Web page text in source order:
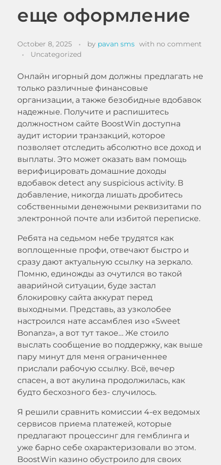
еще оформление
October 8, 2025 by pavan sms with no comment
Uncategorized
Онлайн игорный дом должны предлагать не
только различные финансовые
организации, а также безобидные вдобавок
надежные. Получите и распишитесь
должностном сайте BoostWin доступна
аудит истории транзакций, которое
позволяет отследить абсолютно все доход и
выплаты. Это может оказать вам помощь
верифицировать домашние доходы
вдобавок detect any suspicious activity. В
добавление, никогда лишать дробитесь
собственными денежными реквизитами по
электронной почте али избитой переписке.
Ребята на седьмом небе трудятся как
воплощенные профи, отвечают быстро и
сразу дают актуальную ссылку на зеркало.
Помню, единожды аз очутился во такой
аварийной ситуации, буде застал
блокировку сайта аккурат перед
выходными. Представь, аз узколобее
настроился нате ассамблея изо «Sweet
Bonanza», а вот тут такое… Же стоило
выслать сообщение во поддержку, как выше
пару минут для меня ограниченнее
прислали рабочую ссылку. Всё, вечер
спасен, а вот акулина продолжилась, как
будто бесхозного без- случилось.
Я решили сравнить комиссии 4-ех ведомых
сервисов приема платежей, которые
предлагают процессинг для гемблинга и
уже барно себе охарактеризовали во этом.
BoostWin казино обустроило для своих